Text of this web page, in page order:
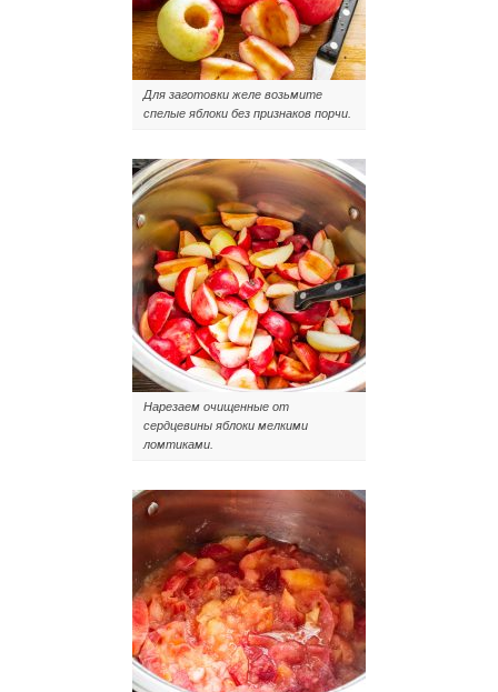
Для заготовки желе возьмите
спелые яблоки без признаков порчи.
Нарезаем очищенные от
сердцевины яблоки мелкими
ломтиками.